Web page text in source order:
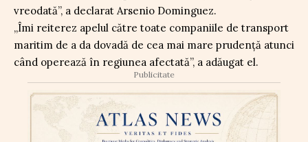
vreodată”, a declarat Arsenio Dominguez.
„Îmi reiterez apelul către toate companiile de transport
maritim de a da dovadă de cea mai mare prudență atunci
când operează în regiunea afectată”, a adăugat el.
Publicitate